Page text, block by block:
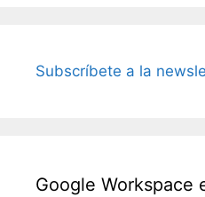
Subscríbete a la
Google Workspace